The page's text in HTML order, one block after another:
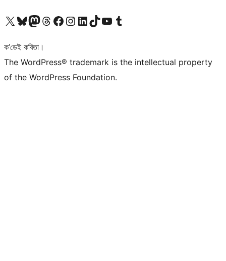
আমাৰ X (আগৰ Twitter) একাউণ্টলৈ যাওকআমাৰ Bluesky একাউণ্টলৈ যাওকআমাৰ Mastodon একাউণ্টলৈ যাওকআমাৰ Threads একাউণ্টলৈ যাওকআমাৰ Facebook পৃষ্ঠালৈ যাওকআমাৰ Instagram একাউণ্টলৈ যাওকআমাৰ LinkedIn একাউণ্টলৈ যাওকআমাৰ TikTok একাউণ্টলৈ যাওকআমাৰ YouTube চেনেললৈ যাওকআমাৰ Tumblr একাউণ্টলৈ যাওক
ক’ডেই কবিতা।
The WordPress® trademark is the intellectual property
of the WordPress Foundation.